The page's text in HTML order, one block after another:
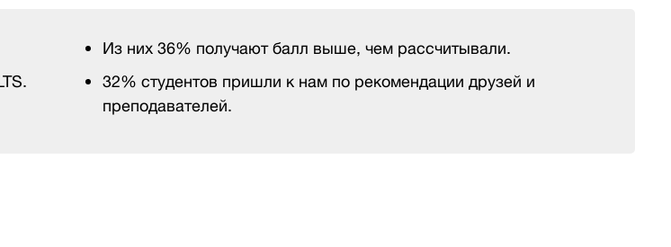
Из них 36% получают балл выше, чем рассчитывали.
32% студентов пришли к нам по рекомендации друзей и
преподавателей.